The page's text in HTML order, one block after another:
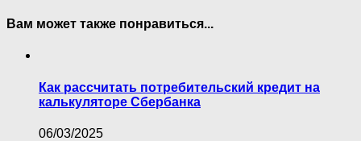
Вам может также понравиться...
Как рассчитать потребительский кредит на
калькуляторе Сбербанка
06/03/2025